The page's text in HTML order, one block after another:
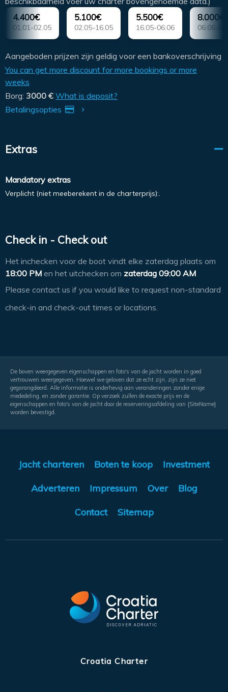
4.400€
01.01-02.05
5.100€
02.05-16.05
5.500€
16.05-06.06
8.000€
06.06-
Aangeboden prijzen zijn geldig voor een bankoverschrijving
You can get more discount for more bookings or more
weeks
Borg: 3000 € What is deposit?
Betalingsopties
Extras
Mandatory extras
Verplicht (niet meeberekent in de charterprijs):.
Check in - Check out
Het inchecken voor de boot vindt elke zaterdag plaats om
18:00 PM en het uitchecken om zaterdag 09:00 AM
Please contact us if you would like to request non-standard
check-in and check-out times or locations.
De boven weergegeven eigenschappen en foto's van de jacht worden in goed
vertrouwen weergegeven. Hoewel we geloven dat ze echt zijn, zijn ze niet
gegarangdeerd. Alle informatie is onderhevig aan veranderingen zonder enige
mededeling, en zonder garantie. Op verzoek zullen de exacte prijs en de
eigenschappen en foto's van de jacht door de reserveringsafdeling van {SiteName}
worden bevestigd.
Jacht charteren Boten te koop Investment
Adverteren Impressum Over Blog
Contact Sitemap
Croatia Charter